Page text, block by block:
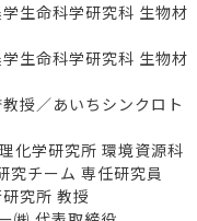
科学研究科 生物材
科学研究科 生物材
あいちシンクロト
研究所 環境資源科
究チーム 専任研究員
所 教授